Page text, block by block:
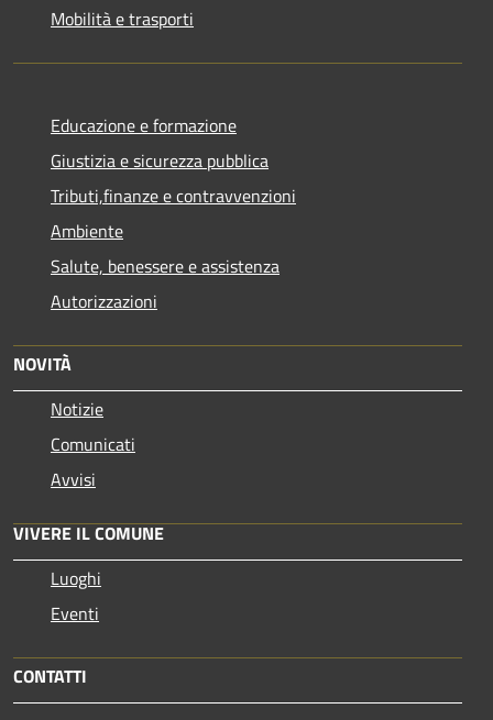
Mobilità e trasporti
Educazione e formazione
Giustizia e sicurezza pubblica
Tributi,finanze e contravvenzioni
Ambiente
Salute, benessere e assistenza
Autorizzazioni
NOVITÀ
Notizie
Comunicati
Avvisi
VIVERE IL COMUNE
Luoghi
Eventi
CONTATTI